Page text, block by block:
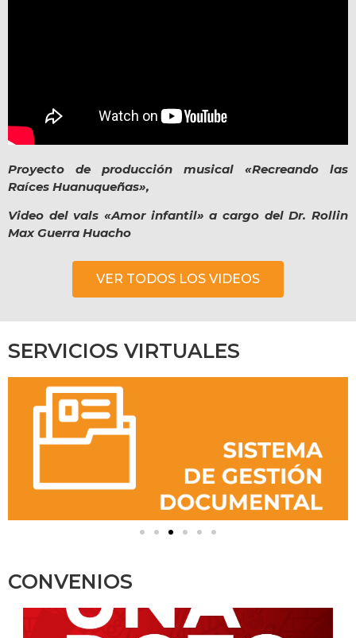
Proyecto de producción musical «Recreando las
Raíces Huanuqueñas»,
Video del vals «Amor infantil» a cargo del Dr. Rollin
Max Guerra Huacho
VER TODOS LOS VIDEOS
SERVICIOS VIRTUALES
CONVENIOS